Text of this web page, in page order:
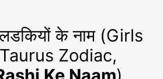
के नाम (Girls
Zodiac,